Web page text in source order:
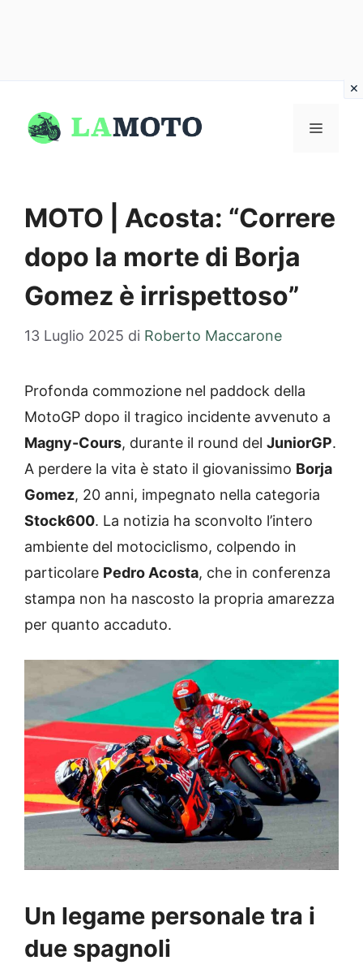
contenuto
MENU
MOTO | Acosta: “Correre
dopo la morte di Borja
Gomez è irrispettoso”
13 Luglio 2025 di Roberto Maccarone
Profonda commozione nel paddock della
MotoGP dopo il tragico incidente avvenuto a
Magny-Cours, durante il round del JuniorGP.
A perdere la vita è stato il giovanissimo Borja
Gomez, 20 anni, impegnato nella categoria
Stock600. La notizia ha sconvolto l’intero
ambiente del motociclismo, colpendo in
particolare Pedro Acosta, che in conferenza
stampa non ha nascosto la propria amarezza
per quanto accaduto.
Un legame personale tra i
due spagnoli